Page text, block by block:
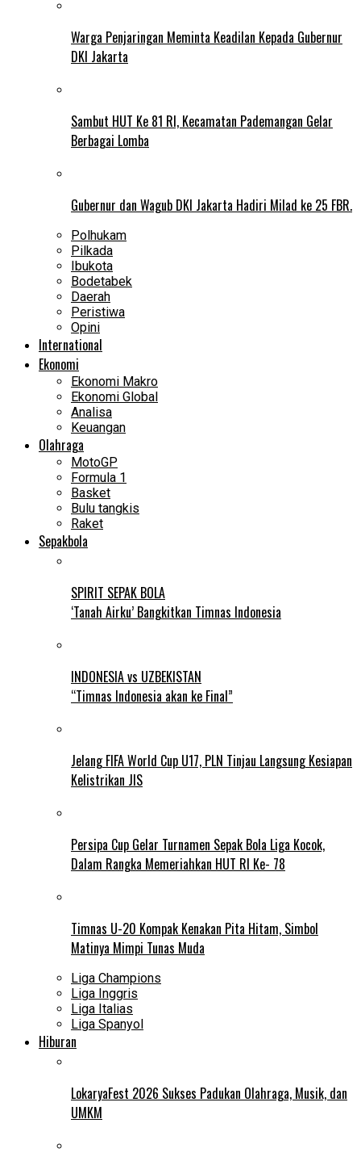
Warga Penjaringan Meminta Keadilan Kepada Gubernur
DKI Jakarta
Sambut HUT Ke 81 RI, Kecamatan Pademangan Gelar
Berbagai Lomba
Gubernur dan Wagub DKI Jakarta Hadiri Milad ke 25 FBR.
Polhukam
Pilkada
Ibukota
Bodetabek
Daerah
Peristiwa
Opini
International
Ekonomi
Ekonomi Makro
Ekonomi Global
Analisa
Keuangan
Olahraga
MotoGP
Formula 1
Basket
Bulu tangkis
Raket
Sepakbola
SPIRIT SEPAK BOLA
‘Tanah Airku’ Bangkitkan Timnas Indonesia
INDONESIA vs UZBEKISTAN
“Timnas Indonesia akan ke Final”
Jelang FIFA World Cup U17, PLN Tinjau Langsung Kesiapan
Kelistrikan JIS
Persipa Cup Gelar Turnamen Sepak Bola Liga Kocok,
Dalam Rangka Memeriahkan HUT RI Ke- 78
Timnas U-20 Kompak Kenakan Pita Hitam, Simbol
Matinya Mimpi Tunas Muda
Liga Champions
Liga Inggris
Liga Italias
Liga Spanyol
Hiburan
LokaryaFest 2026 Sukses Padukan Olahraga, Musik, dan
UMKM